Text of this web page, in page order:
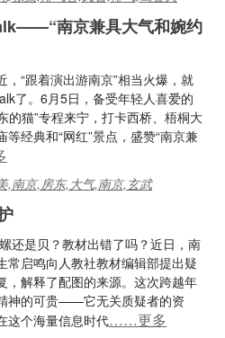
南京兼具大气和婉约
“跟着演出游南京”相当火爆，就
了。6月5日，备受年轻人喜爱的
的猫”专程来宁，打卡西桥、梧桐大
经典和“网红”景点，盛赞“南京兼
,南京,房东,大气,南京,玄武
还是贝？教材出错了吗？近日，南
常启鸣向人教社教材编辑部提出疑
，解释了配图的来源。这次跨越年
神的可贵——它无关质疑者的资
这个海量信息时代……更多